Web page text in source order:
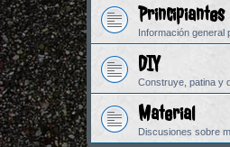
Principiantes
Información general
DIY
Construye, patina y
Material
Discusiones sobre